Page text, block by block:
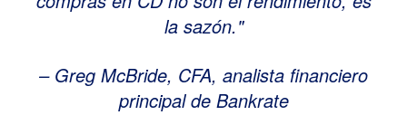
la sazón.
– Greg McBride, CFA, analista financiero
principal de Bankrate